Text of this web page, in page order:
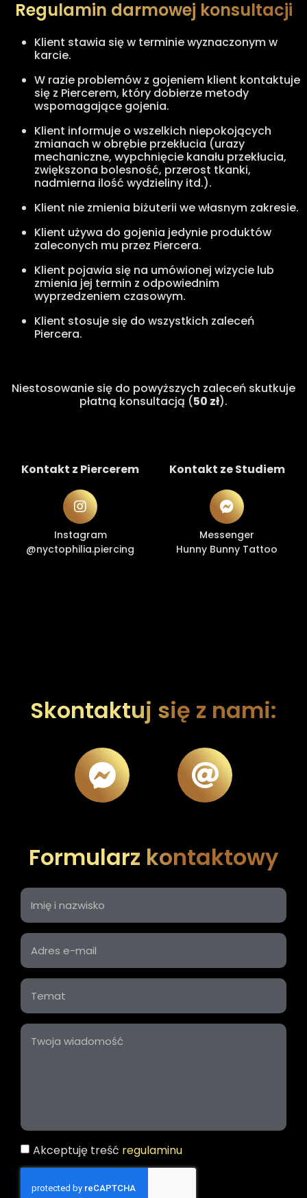
Regulamin darmowej konsultacji
Klient stawia się w terminie wyznaczonym w
karcie.
W razie problemów z gojeniem klient kontaktuje
się z Piercerem, który dobierze metody
wspomagające gojenia.
Klient informuje o wszelkich niepokojących
zmianach w obrębie przekłucia (urazy
mechaniczne, wypchnięcie kanału przekłucia,
zwiększona bolesność, przerost tkanki,
nadmierna ilość wydzieliny itd.).
Klient nie zmienia biżuterii we własnym zakresie.
Klient używa do gojenia jedynie produktów
zaleconych mu przez Piercera.
Klient pojawia się na umówionej wizycie lub
zmienia jej termin z odpowiednim
wyprzedzeniem czasowym.
Klient stosuje się do wszystkich zaleceń
Piercera.
Niestosowanie się do powyższych zaleceń skutkuje
płatną konsultacją (50 zł).
Kontakt z Piercerem
Instagram
@nyctophilia.piercing
Kontakt ze Studiem
Messenger
Hunny Bunny Tattoo
Skontaktuj się z nami:
Formularz kontaktowy
Akceptuję treść regulaminu